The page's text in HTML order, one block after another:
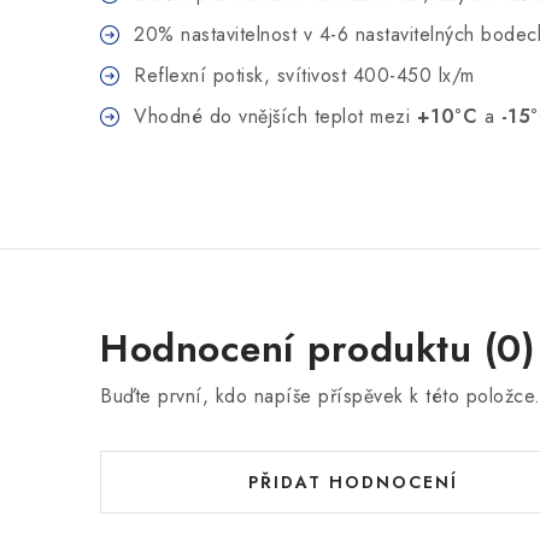
20% nastavitelnost v 4-6 nastavitelných
Reflexní potisk, svítivost 400-450 lx/m
Vhodné do vnějších teplot mezi +10°C a -
Hodnocení produktu (0)
Buďte první, kdo napíše příspěvek k této položce.
PŘIDAT HODNOCENÍ